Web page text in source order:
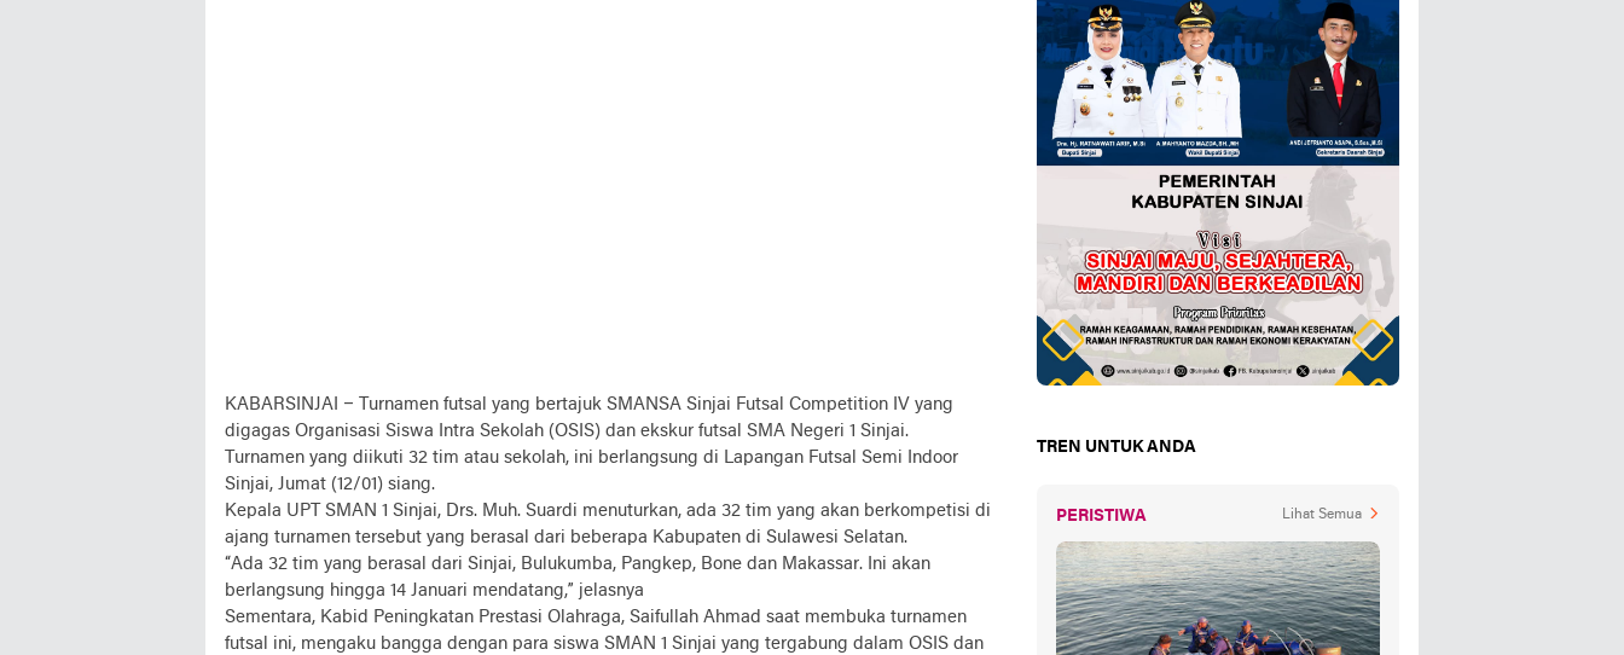
KABARSINJAI – Turnamen futsal yang bertajuk SMANSA Sinjai Futsal Competition IV yang
digagas Organisasi Siswa Intra Sekolah (OSIS) dan ekskur futsal SMA Negeri 1 Sinjai.
Turnamen yang diikuti 32 tim atau sekolah, ini berlangsung di Lapangan Futsal Semi Indoor
Sinjai, Jumat (12/01) siang.
Kepala UPT SMAN 1 Sinjai, Drs. Muh. Suardi menuturkan, ada 32 tim yang akan berkompetisi di
ajang turnamen tersebut yang berasal dari beberapa Kabupaten di Sulawesi Selatan.
“Ada 32 tim yang berasal dari Sinjai, Bulukumba, Pangkep, Bone dan Makassar. Ini akan
berlangsung hingga 14 Januari mendatang,” jelasnya
Sementara, Kabid Peningkatan Prestasi Olahraga, Saifullah Ahmad saat membuka turnamen
futsal ini, mengaku bangga dengan para siswa SMAN 1 Sinjai yang tergabung dalam OSIS dan
TREN UNTUK ANDA
PERISTIWA Lihat Semua